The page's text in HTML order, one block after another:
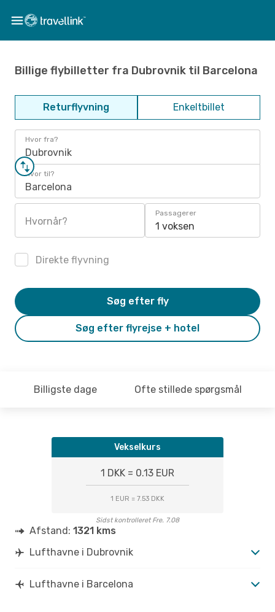
Billige flybilletter fra Dubrovnik til Barcelona
Returflyvning Enkeltbillet
Hvor fra?
Dubrovnik
Hvor til?
Barcelona
Hvornår?
Passagerer
1 voksen
Direkte flyvning
Søg efter flyrejse + hotel
Søg efter fly
Billigste dage Ofte stillede spørgsmål
Vekselkurs
1 DKK = 0.13 EUR
1 EUR = 7.53 DKK
Sidst kontrolleret Fre. 7.08
Afstand: 1321 kms
Lufthavne i Dubrovnik
Lufthavne i Barcelona